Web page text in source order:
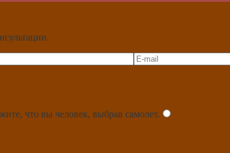
что вы человек, выбрав самолет.